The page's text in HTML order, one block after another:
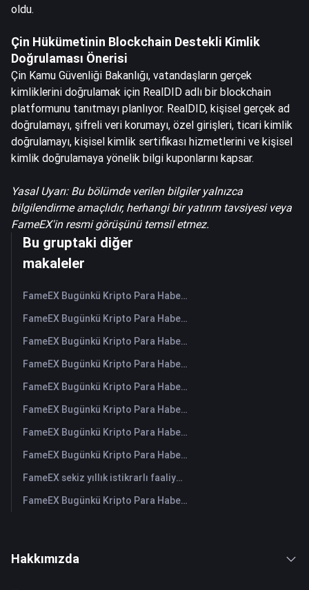
oldu.
Çin Hükümetinin Blockchain Destekli Kimlik
Doğrulaması Önerisi
Çin Kamu Güvenliği Bakanlığı, vatandaşların gerçek
kimliklerini doğrulamak için RealDID adlı bir blockchain
platformunu tanıtmayı planlıyor. RealDID, kişisel gerçek ad
doğrulamayı, şifreli veri korumayı, özel girişleri, ticari kimlik
doğrulamayı, kişisel kimlik sertifikası hizmetlerini ve kişisel
kimlik doğrulamaya yönelik bilgi kuponlarını kapsar.
Yasal Uyarı: Bu bölümde verilen bilgiler yalnızca
bilgilendirme amaçlıdır, herhangi bir yatırım tavsiyesi veya
FameEX'in resmi görüşünü temsil etmez.
Bu gruptaki diğer
makaleler
FameEX Bugünkü Kripto Para Haberleri Özeti | 7 Ağustos 2026
FameEX Bugünkü Kripto Para Haberleri Özeti | 6 Ağustos 2026
FameEX Bugünkü Kripto Para Haberleri Özeti | 5 Ağustos 2026
FameEX Bugünkü Kripto Para Haberleri Özeti | 4 Ağustos 2026
FameEX Bugünkü Kripto Para Haberleri Özeti | 3 Ağustos 2026
FameEX Bugünkü Kripto Para Haberleri Özeti | 31 Temmuz 2026
FameEX Bugünkü Kripto Para Haberleri Özeti | 30 Temmuz 2026
FameEX Bugünkü Kripto Para Haberleri Özeti | 29 Temmuz 2026
FameEX sekiz yıllık istikrarlı faaliyetleri ve küresel büyümesiyle kullanıcı güvenini güçlendiriyor
FameEX Bugünkü Kripto Para Haberleri Özeti | 28 Temmuz 2026
Hakkımızda